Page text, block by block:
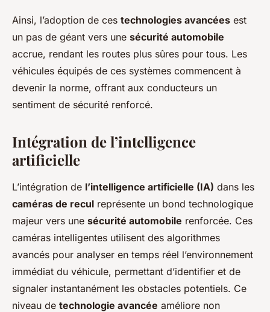
Ainsi, l’adoption de ces technologies avancées est
un pas de géant vers une sécurité automobile
accrue, rendant les routes plus sûres pour tous. Les
véhicules équipés de ces systèmes commencent à
devenir la norme, offrant aux conducteurs un
sentiment de sécurité renforcé.
Intégration de l’intelligence
artificielle
L’intégration de l’intelligence artificielle (IA) dans les
caméras de recul représente un bond technologique
majeur vers une sécurité automobile renforcée. Ces
caméras intelligentes utilisent des algorithmes
avancés pour analyser en temps réel l’environnement
immédiat du véhicule, permettant d’identifier et de
signaler instantanément les obstacles potentiels. Ce
niveau de technologie avancée améliore non